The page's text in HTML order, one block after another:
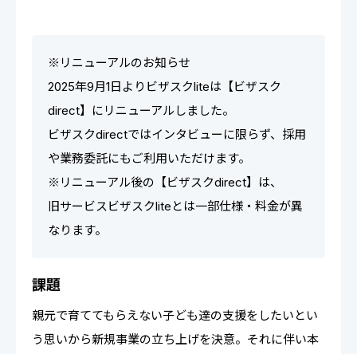
※リニューアルのお知らせ
2025年9月1日よりビザスクliteは【ビザスク
direct】にリニューアルしました。
ビザスクdirectではインタビューに限らず、採用
や業務委託にもご利用いただけます。
※リニューアル後の【ビザスクdirect】は、
旧サービスビザスクliteとは一部仕様・料金が異
なります。
課題
親元で育ててもらえない子ども達の支援をしたいとい
う思いから新規事業の立ち上げを決意。それに伴い本